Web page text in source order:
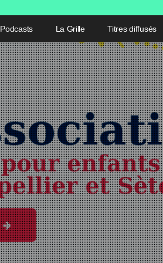
Podcasts La Grille Titres diffusés